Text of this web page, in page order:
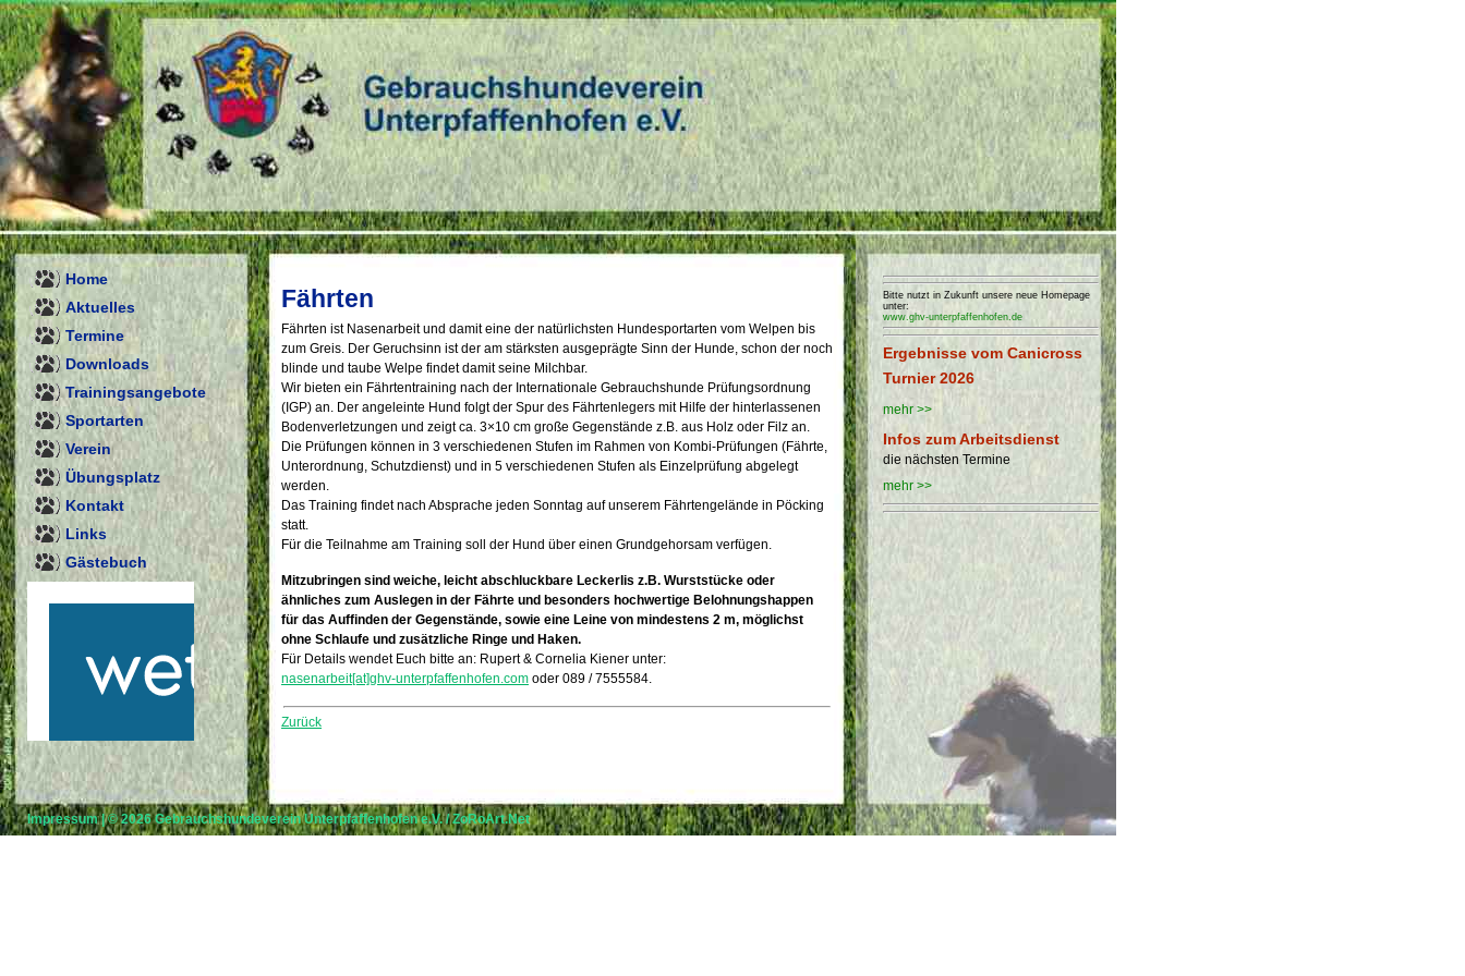
Home
Aktuelles
Termine
Downloads
Trainingsangebote
Sportarten
Verein
Übungsplatz
Kontakt
Links
Gästebuch
Bitte nutzt in Zukunft unsere neue Homepage
unter:
www.ghv-unterpfaffenhofen.de
Ergebnisse vom Canicross
Turnier 2026
mehr >>
Infos zum Arbeitsdienst
die nächsten Termine
mehr >>
Fährten
Fährten ist Nasenarbeit und damit eine der natürlichsten Hundesportarten vom Welpen bis
zum Greis. Der Geruchsinn ist der am stärksten ausgeprägte Sinn der Hunde, schon der noch
blinde und taube Welpe findet damit seine Milchbar.
Wir bieten ein Fährtentraining nach der Internationale Gebrauchshunde Prüfungsordnung
(IGP) an. Der angeleinte Hund folgt der Spur des Fährtenlegers mit Hilfe der hinterlassenen
Bodenverletzungen und zeigt ca. 3×10 cm große Gegenstände z.B. aus Holz oder Filz an.
Die Prüfungen können in 3 verschiedenen Stufen im Rahmen von Kombi-Prüfungen (Fährte,
Unterordnung, Schutzdienst) und in 5 verschiedenen Stufen als Einzelprüfung abgelegt
werden.
Das Training findet nach Absprache jeden Sonntag auf unserem Fährtengelände in Pöcking
statt.
Für die Teilnahme am Training soll der Hund über einen Grundgehorsam verfügen.
Mitzubringen sind weiche, leicht abschluckbare Leckerlis z.B. Wurststücke oder
ähnliches zum Auslegen in der Fährte und besonders hochwertige Belohnungshappen
für das Auffinden der Gegenstände, sowie eine Leine von mindestens 2 m, möglichst
ohne Schlaufe und zusätzliche Ringe und Haken.
Für Details wendet Euch bitte an: Rupert & Cornelia Kiener unter:
nasenarbeit[at]ghv-unterpfaffenhofen.com oder 089 / 7555584.
Zurück
Impressum| © 2026Gebrauchshundeverein Unterpfaffenhofen e.V./ZoRoArt.Net